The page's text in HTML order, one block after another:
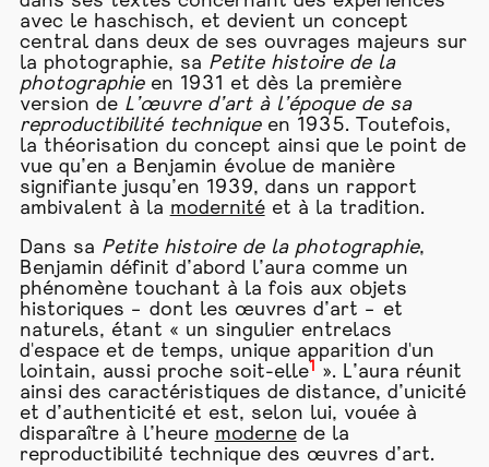
avec le haschisch, et devient un concept
central dans deux de ses ouvrages majeurs sur
la photographie, sa Petite histoire de la
photographieen 1931 et dès la première
version de L’œuvre d’art à l’époque de sa
reproductibilité techniqueen 1935. Toutefois,
la théorisation du concept ainsi que le point de
vue qu’en a Benjamin évolue de manière
signifiante jusqu’en 1939, dans un rapport
ambivalent à la modernitéet à la tradition.
Dans sa Petite histoire de la photographie,
Benjamin définit d’abord l’aura comme un
phénomène touchant à la fois aux objets
historiques – dont les œuvres d’art – et
naturels, étant « un singulier entrelacs
d'espace et de temps, unique apparition d'un
lointain, aussi proche soit-elle1
». L’aura réunit
ainsi des caractéristiques de distance, d’unicité
et d’authenticité et est, selon lui, vouée à
disparaître à l’heure modernede la
reproductibilité technique des œuvres d’art.